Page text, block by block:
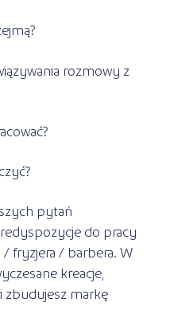
rozmowy z
pytań
do pracy
fryzjera / barbera. W
kreacje,
zbudujesz markę